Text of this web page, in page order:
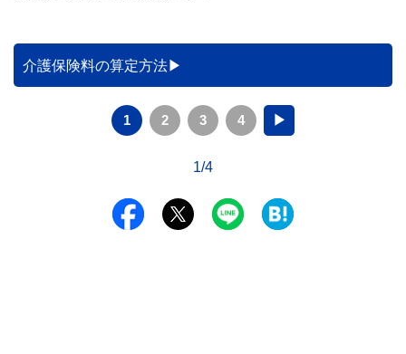
介護保険料の算定方法
1 2 3 4 ▶
1/4